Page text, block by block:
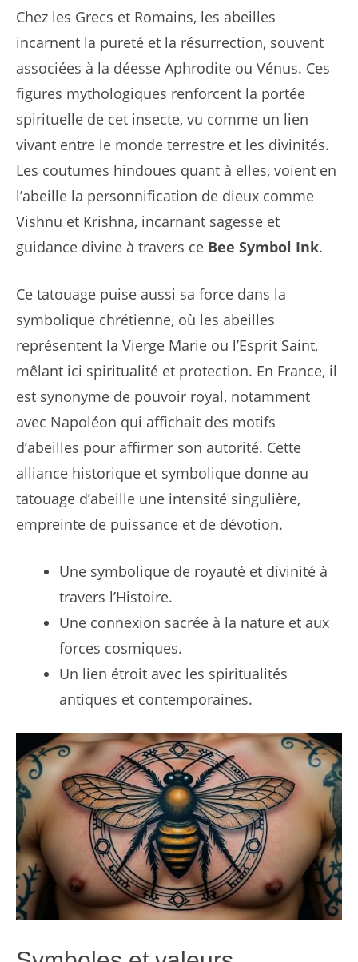
Chez les Grecs et Romains, les abeilles
incarnent la pureté et la résurrection, souvent
associées à la déesse Aphrodite ou Vénus. Ces
figures mythologiques renforcent la portée
spirituelle de cet insecte, vu comme un lien
vivant entre le monde terrestre et les divinités.
Les coutumes hindoues quant à elles, voient en
l’abeille la personnification de dieux comme
Vishnu et Krishna, incarnant sagesse et
guidance divine à travers ce Bee Symbol Ink.
Ce tatouage puise aussi sa force dans la
symbolique chrétienne, où les abeilles
représentent la Vierge Marie ou l’Esprit Saint,
mêlant ici spiritualité et protection. En France, il
est synonyme de pouvoir royal, notamment
avec Napoléon qui affichait des motifs
d’abeilles pour affirmer son autorité. Cette
alliance historique et symbolique donne au
tatouage d’abeille une intensité singulière,
empreinte de puissance et de dévotion.
Une symbolique de royauté et divinité à
travers l’Histoire.
Une connexion sacrée à la nature et aux
forces cosmiques.
Un lien étroit avec les spiritualités
antiques et contemporaines.